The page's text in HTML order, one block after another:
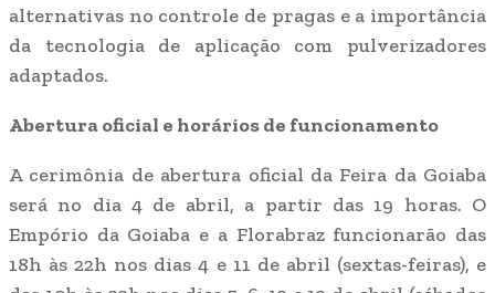
alternativas no controle de pragas e a importância
da tecnologia de aplicação com pulverizadores
adaptados.
Abertura oficial e horários de funcionamento
A cerimônia de abertura oficial da Feira da Goiaba
será no dia 4 de abril, a partir das 19 horas. O
Empório da Goiaba e a Florabraz funcionarão das
18h às 22h nos dias 4 e 11 de abril (sextas-feiras), e